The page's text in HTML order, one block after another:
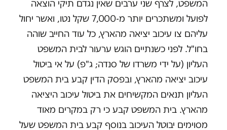
המשפט, לצרף שני ערבים שאין נגדם תיקי הוצאה
לפועל ומשתכרים יותר מ-7,000 שקל נטו, ואשר יחול
עליהם צו עיכוב יציאה מהארץ, כל עוד החייב שוהה
בחו"ל. לפני כשנתיים הוגש ערעור לבית המשפט
העליון (על ידי משרדו של סנדה; ג"פ) על אי ביטול
עיכוב יציאה מהארץ, ובפסק הדין קבע בית המשפט
העליון תנאים המקשיחים את ביטול עיכוב היציאה
מהארץ. בית המשפט קבע כי רק במקרים מאוד
מסוימים יבוטל העיכוב בנוסף קבע בית המשפט שעל